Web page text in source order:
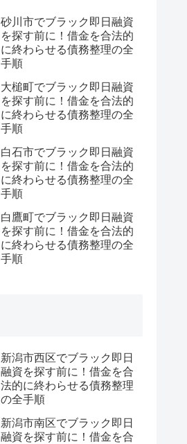
砂川市でブラック即日融資
を探す前に！借金を合法的
に終わらせる債務整理の全
手順
大槌町でブラック即日融資
を探す前に！借金を合法的
に終わらせる債務整理の全
手順
白石市でブラック即日融資
を探す前に！借金を合法的
に終わらせる債務整理の全
手順
白鷹町でブラック即日融資
を探す前に！借金を合法的
に終わらせる債務整理の全
手順
新潟市西区でブラック即日
融資を探す前に！借金を合
法的に終わらせる債務整理
の全手順
新潟市南区でブラック即日
融資を探す前に！借金を合